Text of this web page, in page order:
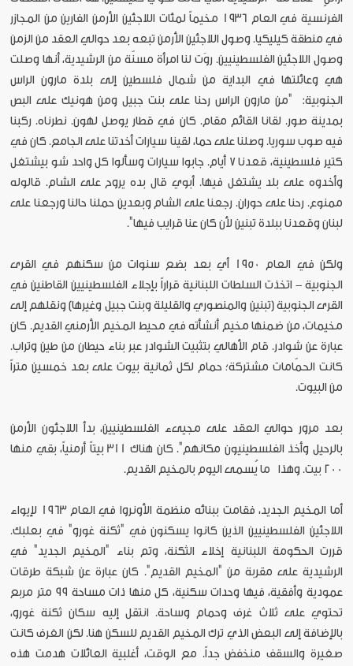
الفرنسية في العام 1936 مخيماً لمئات اللاجئين الأرمن الفارين من المجازر
في منطقة كيليكيا. وصول اللاجئين الأرمن تبعه بعد حوالي العقد من الزمن
وصول اللاجئين الفلسطينيين. روَت لنا امرأة مسنّة من الرشيدية، أنها وصلت
هي وعائلتها في البداية من شمال فلسطين إلى بلدة مارون الراس
الجنوبية: "من مارون الراس رحنا على بنت جبيل ومن هونيك على البص
بمدينة صور. لقانا القائم مقام. كان في قطار يوصل لهون. نطرناه. ركبنا
فيه صوب سوريا. وصلنا على حما، لقينا سيارات أخدتنا على الجامع. كان في
كتير فلسطينية، قعدنا ٧ أيام. جابوا سيارات وسألوا كل واحد شو بيشتغل
وأخدوه على بلد يشتغل فيها. أبوي قال بده يروح على الشام. قالوله
ممنوع. رحنا على حوران. رجعنا على الشام وبعدين حملنا حالنا ورجعنا على
لبنان وقعدنا ببلدة تبنين لأن كان عنا قرايب فيها".
ولكن في العام 1950 أي بعد بضع سنوات من سكنهم في القرى
الجنوبية - اتخذت السلطات اللبنانية قراراً بإجلاء الفلسطينيين القاطنين في
القرى الجنوبية (تبنين والمنصوري والقليلة وبنت جبيل وغيرها) ونقلهم إلى
مخيمات، من ضمنها مخيم أنشأته في محيط المخيم الأرمني القديم. كان
عبارة عن شوادر. قام الأهالي بتثبيت الشوادر عبر بناء حيطان من طين وتراب.
كانت الحمّامات مشتركة؛ حمام لكل ثمانية بيوت على بعد خمسين متراً
من البيوت.
بعد مرور حوالي العقد على مجيىء الفلسطينيين، بدأ اللاجئون الأرمن
بالرحيل وأخذ الفلسطينيون مكانهم". كان هناك 311 بيتاً أرمنياً، بقي منها
200 بيت. وهذا ما يُسمى اليوم بالمخيم القديم.
أما المخيم الجديد، فقامت ببنائه منظمة الأونروا في العام 1963 لإيواء
اللاجئين الفلسطينيين الذين كانوا يسكنون في "ثكنة غورو" في بعلبك.
قررت الحكومة اللبنانية إخلاء الثكنة، وتم بناء "المخيم الجديد" في
الرشيدية على مقربة من "المخيم القديم". كان عبارة عن شبكة طرقات
عمودية وأفقية، فيها وحدات سكنية، كل منها ذات مساحة 99 متر مربع
تحتوي على ثلاث غرف وحمام وساحة. انتقل إليه سكان ثكنة غورو،
بالإضافة إلى البعض الذي ترك المخيم القديم للسكن هنا. لكن الغرف كانت
صغيرة والسقف منخفض جداً. مع الوقت، أغلبية العائلات هدمت هذه